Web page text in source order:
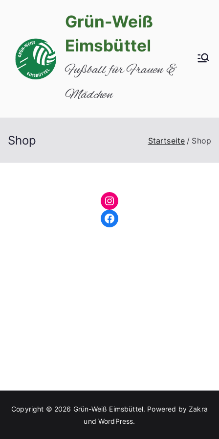
Grün-Weiß
Eimsbüttel
Fußball für Frauen &
Mädchen
Shop Startseite Shop
Instagram
Facebook
Copyright © 2026 Grün-Weiß Eimsbüttel. Powered byZakra
und WordPress.